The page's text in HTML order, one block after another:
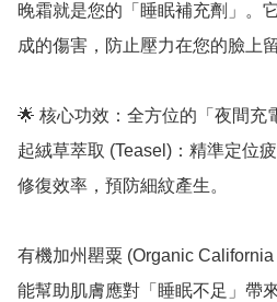
晚霜就是您的「睡眠補充劑」。
成的傷害，防止壓力在您的臉上
🌟 核心功效：全方位的「夜間充
起絨草萃取 (Teasel)：精準定位
修復效率，預防細紋產生。
有機加州罌粟 (Organic
能幫助肌膚應對「睡眠不足」帶